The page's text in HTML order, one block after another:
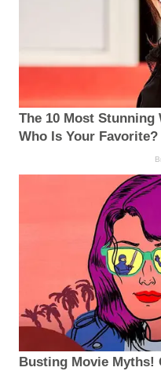
The 10 Most Stunning
Who Is Your Favorite?
Busting Movie Myths!